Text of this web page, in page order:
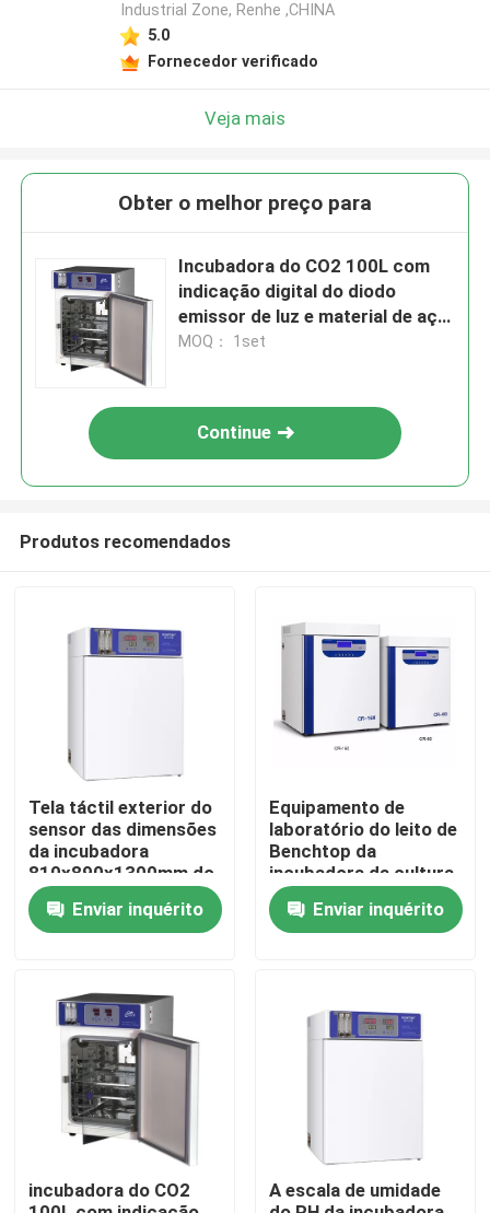
Casa
Produtos
Quem Somos
Industrial Zone, Renhe ,CHINA
5.0
Fornecedor verificado
Veja mais
Obter o melhor preço para
Incubadora do CO2 100L com
indicação digital do diodo
emissor de luz e material de aço
inoxidável
MOQ： 1set
Continue
Produtos recomendados
Tela táctil exterior do
sensor das dimensões
da incubadora
810x890x1300mm do
CO2
Enviar inquérito
Equipamento de
laboratório do leito de
Benchtop da
incubadora da cultura
celular do CO2 grande
para a medicina da
microbiologia
Enviar inquérito
incubadora do CO2
A escala de umidade